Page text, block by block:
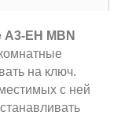
EH MBN
на ключ.
с ней